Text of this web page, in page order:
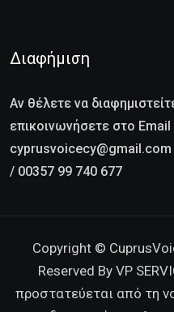
Διαφήμιση
Αν θέλετε να
επικοινωνήσετε στο Email
cyprusvoicecy@gmail.com
/ 00357 99 740 677
Copyright ©
Reserved By VP
προστατεύεται από τη